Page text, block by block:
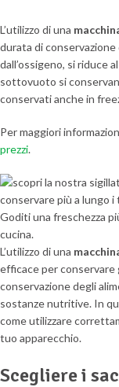
L’utilizzo di una
durata di
dall’ossigeno, si riduce
sottovuoto si
conservati anche in
Per maggiori
prezzi.
L’utilizzo di una
efficace per conservare
conservazione degli
sostanze nutritive. In
come utilizzare
tuo apparecchio.
Scegliere i